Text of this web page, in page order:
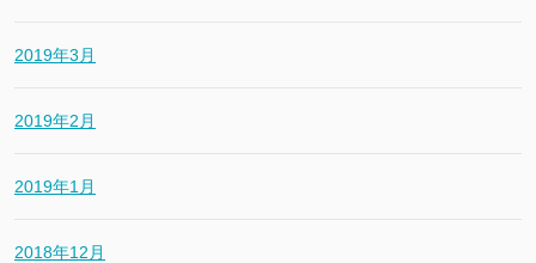
2019年3月
2019年2月
2019年1月
2018年12月